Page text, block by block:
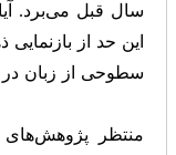
سال قبل می‌برد.
این حد از
سطوحی از زبان در
منتظر پژوهش‌های